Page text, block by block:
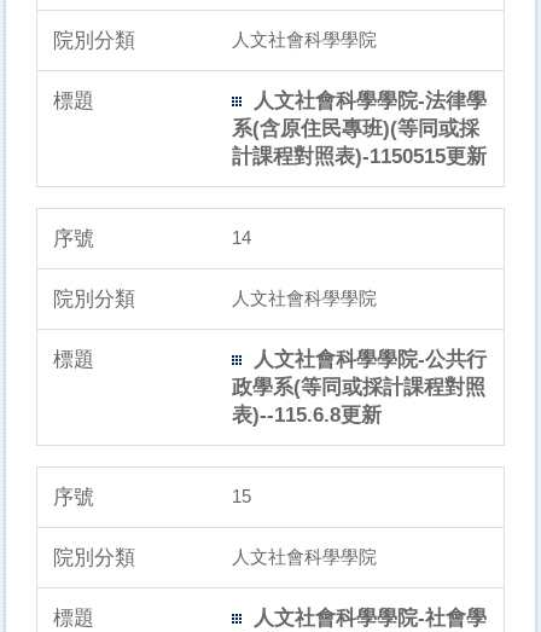
人文社會科學學院
人文社會科學學院-法律學
系(含原住民專班)(等同或採
計課程對照表)-1150515更新
14
人文社會科學學院
人文社會科學學院-公共行
政學系(等同或採計課程對照
表)--115.6.8更新
15
人文社會科學學院
人文社會科學學院-社會學